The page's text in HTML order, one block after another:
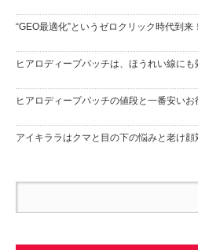
“GEO最適化”というゼロクリック時代到
ヒアロディープパッチは、ほうれい線に
ヒアロディープパッチの値段と一番安いお
アイキララはクマと目の下の悩みと老け